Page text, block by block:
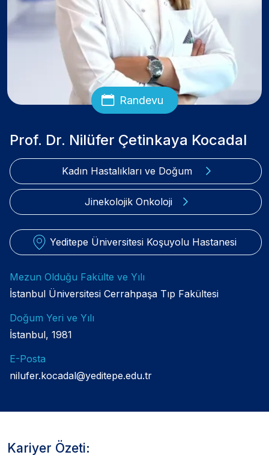
Randevu
Prof. Dr. Nilüfer Çetinkaya Kocadal
Kadın Hastalıkları ve Doğum
Jinekolojik Onkoloji
Yeditepe Üniversitesi Koşuyolu Hastanesi
Mezun Olduğu Fakülte ve Yılı
İstanbul Üniversitesi Cerrahpaşa Tıp Fakültesi
Doğum Yeri ve Yılı
İstanbul, 1981
E-Posta
nilufer.kocadal@yeditepe.edu.tr
Kariyer Özeti: